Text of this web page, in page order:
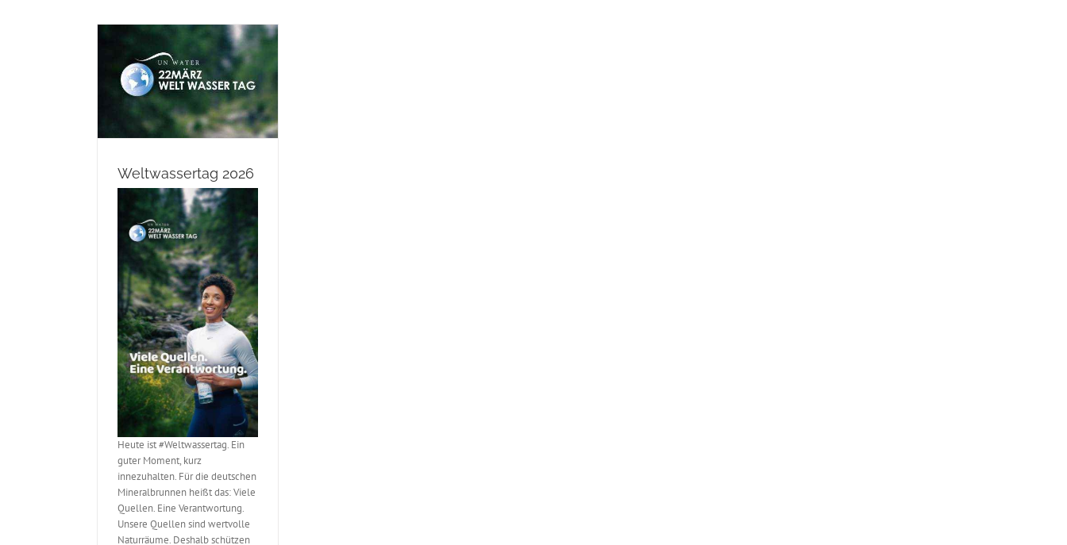
Weltwassertag 2026
Heute ist #Weltwassertag. Ein
guter Moment, kurz
innezuhalten. Für die deutschen
Mineralbrunnen heißt das: Viele
Quellen. Eine Verantwortung.
Unsere Quellen sind wertvolle
Naturräume. Deshalb schützen